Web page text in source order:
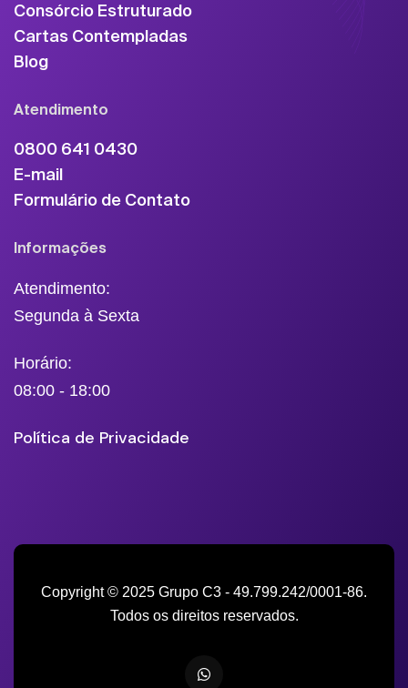
Consórcio Estruturado
Cartas Contempladas
Blog
Atendimento
0800 641 0430
E-mail
Formulário de Contato
Informações
Atendimento:
Segunda à Sexta
Horário:
08:00 - 18:00
Política de Privacidade
Copyright © 2025 Grupo C3 - 49.799.242/0001-86.
Todos os direitos reservados.